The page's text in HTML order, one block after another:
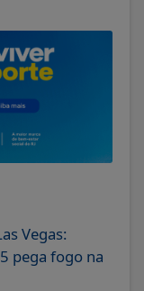
Vegas:
pega fogo na